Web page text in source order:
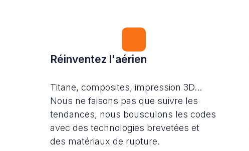
Réinventez l'aérien
Titane, composites, impression 3D...
Nous ne faisons pas que suivre les
tendances, nous bousculons les codes
avec des technologies brevetées et
des matériaux de rupture.